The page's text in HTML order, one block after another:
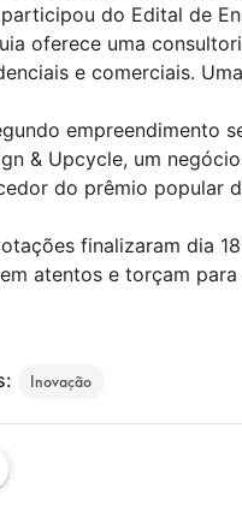
do Edital de
oferece uma
e comerciais.
empreendimento
& Upcycle, um
do prêmio popular
finalizaram dia
atentos e torçam
Inovação